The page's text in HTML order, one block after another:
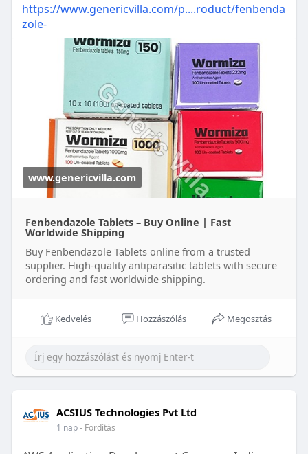
https://www.genericvilla.com/p....roduct/fenbenda
zole-
www.genericvilla.com
Fenbendazole Tablets – Buy Online | Fast
Worldwide Shipping
Buy Fenbendazole Tablets online from a trusted
supplier. High-quality antiparasitic tablets with secure
ordering and fast worldwide shipping.
Kedvelés Hozzászólás Megosztás
ACSIUS Technologies Pvt Ltd
1 nap- Fordítás